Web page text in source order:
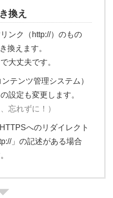
換え
ンク（http://）のもの
換えます。
大丈夫です。
テンツ管理システム）
設定も変更します。
忘れずに！）
へのリダイレクト
」の記述がある場合